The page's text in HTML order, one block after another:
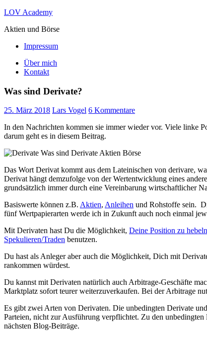
Zum
springen
LOV Academy
Aktien und Börse
Impressum
Über mich
Kontakt
Was sind Derivate?
25. März 2018 Lars Vogel 6 Kommentare
In den Nachrichten kommen sie immer wieder vor. Viele linke
darum geht es in diesem Beitrag.
Das Wort Derivat kommt aus dem Lateinischen von derivare,
Derivat hängt demzufolge von der Wertentwicklung eines
grundsätzlich immer durch eine Vereinbarung wirtschaftlicher
Basiswerte können z.B. Aktien, Anleihen und Rohstoffe sein.
fünf Wertpapierarten werde ich in Zukunft auch noch einmal
Mit Derivaten hast Du die Möglichkeit, Deine Position zu hebeln
Spekulieren/Traden benutzen.
Du hast als Anleger aber auch die Möglichkeit, Dich mit
rankommen würdest.
Du kannst mit Derivaten natürlich auch Arbitrage-Geschäfte
Marktplatz sofort teurer weiterzuverkaufen. Bei der Arbitrage
Es gibt zwei Arten von Derivaten. Die unbedingten Derivate
Parteien, nicht zur Ausführung verpflichtet. Zu den
nächsten Blog-Beiträge.